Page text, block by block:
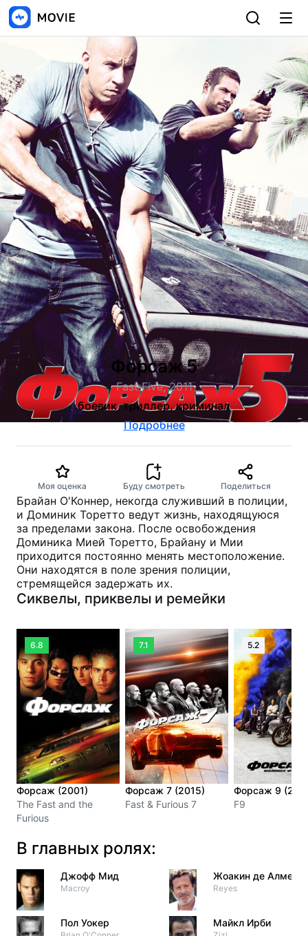
Форсаж 5
Fast Five, 2011
боевик, триллер, криминал
Подробнее
Моя оценка Буду смотреть Поделиться
Брайан О'Коннер, некогда служивший в полиции,
и Доминик Торетто ведут жизнь, находящуюся
за пределами закона. После освобождения
Доминика Мией Торетто, Брайану и Мии
приходится постоянно менять местоположение.
Они находятся в поле зрения полиции,
стремящейся задержать их.
Сиквелы, приквелы и ремейки
6.8
Форсаж (2001)
The Fast and the
Furious
7.1
Форсаж 7 (2015)
Fast & Furious 7
5.2
Форсаж 9
F9
В главных ролях:
Джофф Мид
Macroy
Пол Уокер
Жоакин де
Reyes
Майкл Ирби